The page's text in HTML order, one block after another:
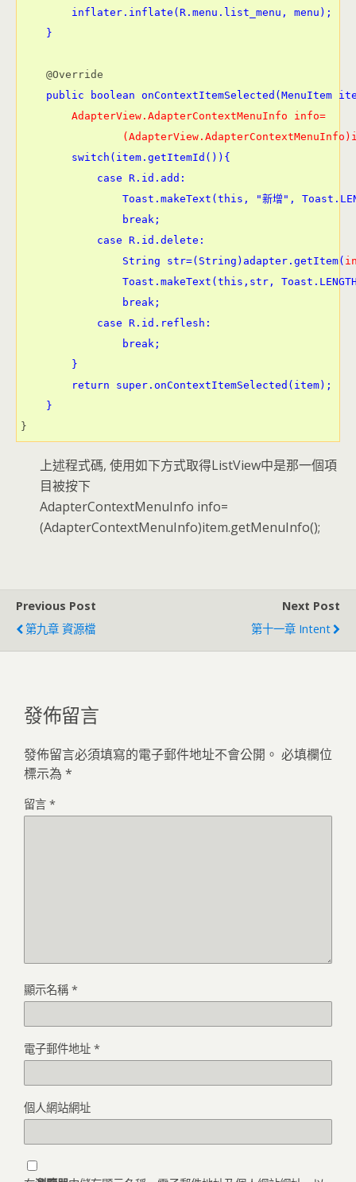
        inflater.inflate(R.menu.list_menu, menu);
    }
    @Override
public boolean onContextItemSelected(MenuItem
        AdapterView.AdapterContextMenuInfo info=
        switch(item.getItemId()){
            case R.id.add:
Toast.makeText(this, "新增",
                break;
            case R.id.delete:
                String str=(String)adapter.getItem(
Toast.makeText(this,str,
                break;
            case R.id.reflesh:
                break;
        }
        return super.onContextItemSelected(item);
    }
}
上述程式碼, 使用如下方式取得ListView中是那一個項
目被按下
AdapterContextMenuInfo info=
(AdapterContextMenuInfo)item.getMenuInfo();
Previous Post
第九章 資源檔
Next Post
第十一章 Intent
發佈留言
發佈留言必須填寫的電子郵件地址不會公開。 必填欄位
標示為 *
留言 *
顯示名稱 *
電子郵件地址 *
個人網站網址